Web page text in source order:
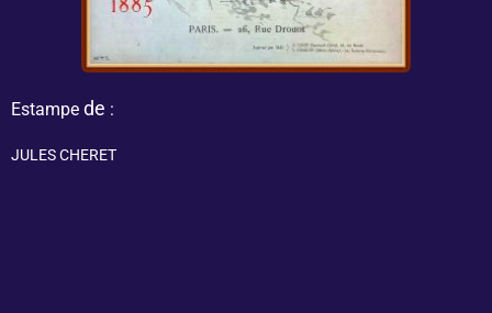
Estampe de :
JULES CHERET